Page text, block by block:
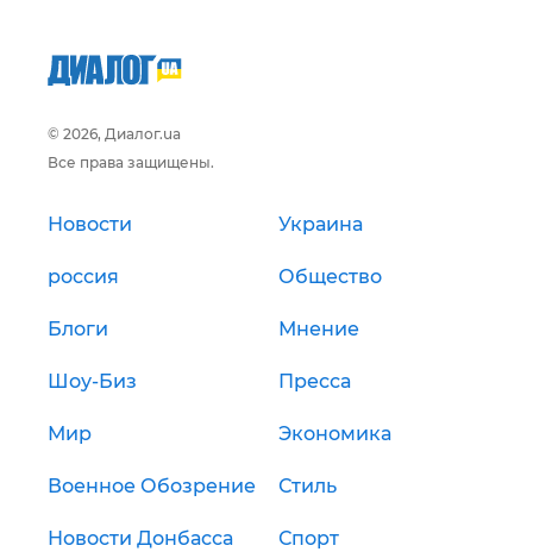
© 2026, Диалог.ua
Все права защищены.
Новости Украина
россия Общество
Блоги Мнение
Шоу-Биз Пресса
Мир Экономика
Военное Обозрение Стиль
Новости Донбасса Спорт